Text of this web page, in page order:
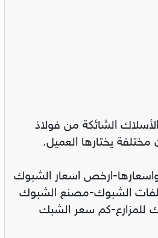
الشائكة من فولاذ
مختلفة يختارها العميل.
ارخص اسعار الشبوك
لفات الشبوك-مصنع الشبوك
للمزارع-كم سعر الشبك